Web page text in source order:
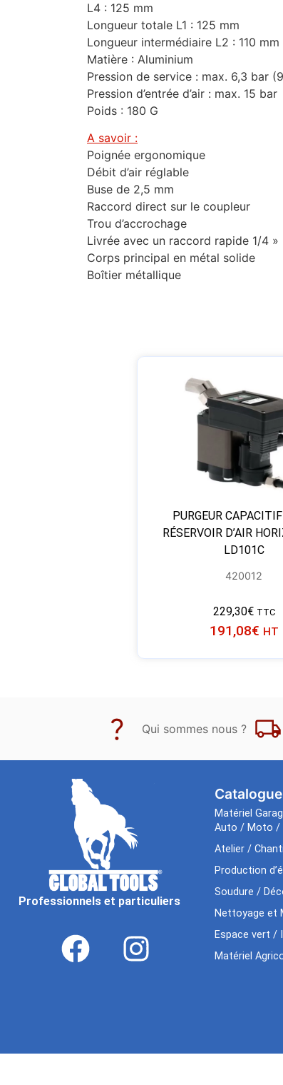
L4 : 125 mm
Longueur totale L1 : 125 mm
Longueur intermédiaire L2 : 110 mm
Matière : Aluminium
Pression de service : max. 6,3 bar
Pression d’entrée d’air : max. 15 bar
Poids : 180 G
A savoir :
Poignée ergonomique
Débit d’air réglable
Buse de 2,5 mm
Raccord direct sur le coupleur
Trou d’accrochage
Livrée avec un raccord rapide 1/4 »
Corps principal en métal solide
Boîtier métallique
PURGEUR
RÉSERVOIR D’AIR
LD101C
420012
229,30€ TTC
191,08€ HT
Qui sommes nous ?
Professionnels et particuliers
Catalogue
Matériel
Auto / Moto /
Atelier /
Production
Soudure /
Nettoyage et
Espace vert /
Matériel